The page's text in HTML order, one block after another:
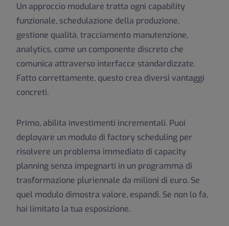
Un approccio modulare tratta ogni capability
funzionale, schedulazione della produzione,
gestione qualità, tracciamento manutenzione,
analytics, come un componente discreto che
comunica attraverso interfacce standardizzate.
Fatto correttamente, questo crea diversi vantaggi
concreti.
Primo, abilita investimenti incrementali. Puoi
deployare un modulo di factory scheduling per
risolvere un problema immediato di capacity
planning senza impegnarti in un programma di
trasformazione pluriennale da milioni di euro. Se
quel modulo dimostra valore, espandi. Se non lo fa,
hai limitato la tua esposizione.